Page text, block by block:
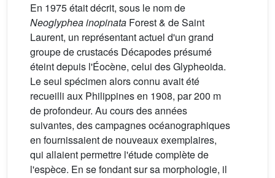
En 1975 était décrit, sous le nom de
Neoglyphea inopinata Forest & de Saint
Laurent, un représentant actuel d'un grand
groupe de crustacés Décapodes présumé
éteint depuis l'Éocène, celui des Glypheoida.
Le seul spécimen alors connu avait été
recueilli aux Philippines en 1908, par 200 m
de profondeur. Au cours des années
suivantes, des campagnes océanographiques
en fournissaient de nouveaux exemplaires,
qui allaient permettre l'étude complète de
l'espèce. En se fondant sur sa morphologie, il